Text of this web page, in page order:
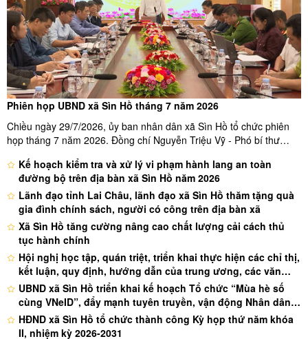
Phiên họp UBND xã Sìn Hồ tháng 7 năm 2026
Chiều ngày 29/7/2026, ủy ban nhân dân xã Sìn Hồ tổ chức phiên
họp tháng 7 năm 2026. Đồng chí Nguyễn Triệu Vỹ - Phó bí thư
họp có đồng chí La Thanh Nguyên - Phó bí thư thường trực đảng
Kế hoạch kiểm tra và xử lý vi phạm hành lang an toàn
đường bộ trên địa bàn xã Sìn Hồ năm 2026
Lãnh đạo tỉnh Lai Châu, lãnh đạo xã Sìn Hồ thăm tặng quà
gia đình chính sách, người có công trên địa bàn xã
Xã Sìn Hồ tăng cường nâng cao chất lượng cải cách thủ
tục hành chính
Hội nghị học tập, quán triệt, triển khai thực hiện các chỉ thị,
kết luận, quy định, hướng dẫn của trung ương, các văn
bản của tỉnh, đảng ủy xã Sìn Hồ
UBND xã Sìn Hồ triển khai kế hoạch Tổ chức “Mùa hè số
cùng VNeID”, đẩy mạnh tuyên truyền, vận động Nhân dân
kích hoạt tài khoản định danh điện tử và tích hợp giấy tờ
trên ứng dụng VNeID trên địa bàn xã Sìn Hồ
HĐND xã Sìn Hồ tổ chức thành công Kỳ họp thứ năm khóa
II, nhiệm kỳ 2026-2031